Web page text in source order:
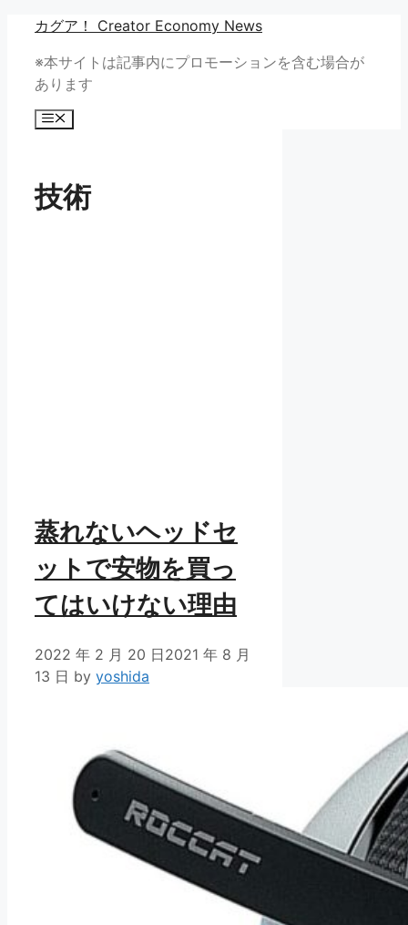
カグア！ Creator Economy News
※本サイトは記事内にプロモーションを含む場合が
あります
メ
技術
蒸れないヘッドセ
ットで安物を買っ
てはいけない理由
2022 年 2 月 20 日2021 年 8 月
13 日 by yoshida